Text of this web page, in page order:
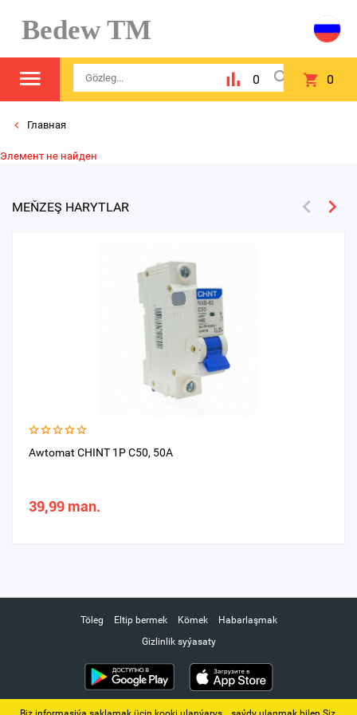
Bedew TM
0 0
Главная
Элемент не найден
MEŇZEŞ HARYTLAR
Awtomat CHINT 1P С50, 50A
39,99 man.
Töleg Eltip bermek Kömek
Habarlaşmak
Gizlinlik syýasaty